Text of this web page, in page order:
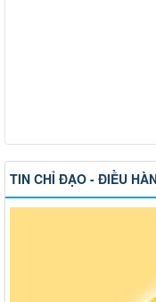
Công khai thông tin vi
phường Hố Nai
TIN CHỈ ĐẠO - ĐIỀU